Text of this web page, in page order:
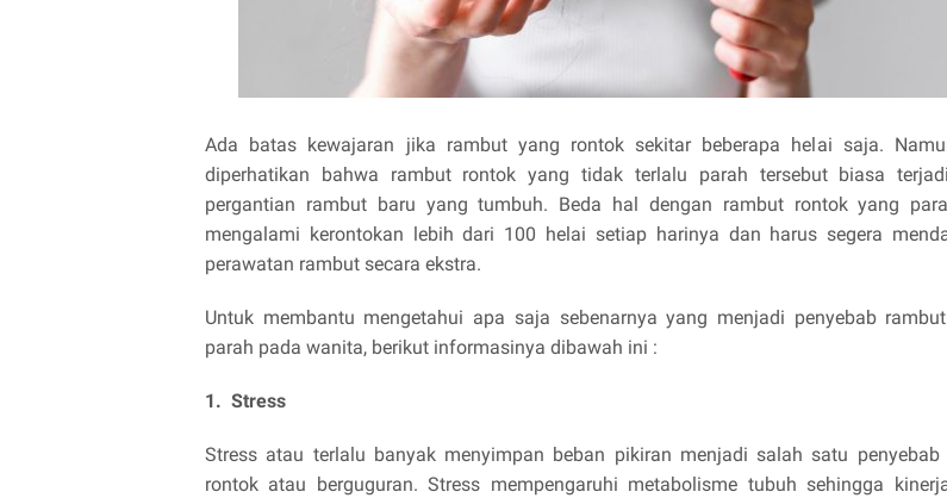
Ada batas kewajaran jika rambut yang rontok sekitar beberapa helai saja.
diperhatikan bahwa rambut rontok yang tidak terlalu parah tersebut biasa
pergantian rambut baru yang tumbuh. Beda hal dengan rambut rontok yang
mengalami kerontokan lebih dari 100 helai setiap harinya dan harus segera
perawatan rambut secara ekstra.
Untuk membantu mengetahui apa saja sebenarnya yang menjadi penyebab
parah pada wanita, berikut informasinya dibawah ini :
1. Stress
Stress atau terlalu banyak menyimpan beban pikiran menjadi salah satu penyebab
rontok atau berguguran. Stress mempengaruhi metabolisme tubuh sehingga